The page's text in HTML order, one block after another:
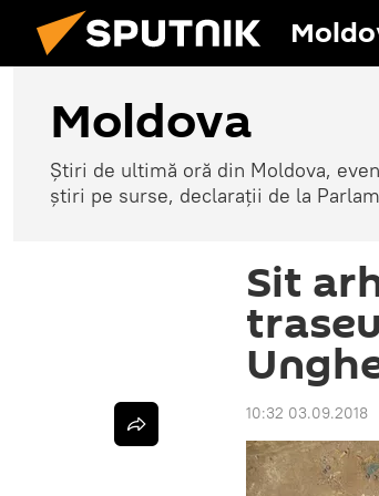
Moldova
Știri de ultimă oră din Moldova,
știri pe surse, declarații de la
Sit
10:32 03.09.2018